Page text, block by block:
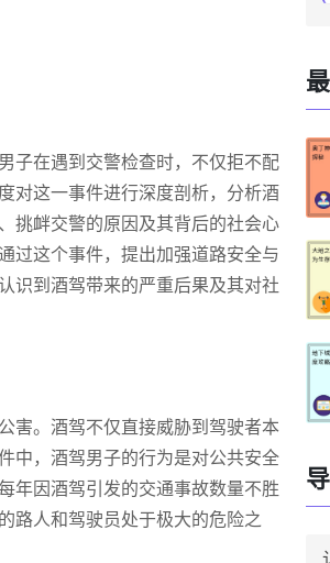
子在遇到交警检查时，不仅拒不配
对这一事件进行深度剖析，分析酒
挑衅交警的原因及其背后的社会心
过这个事件，提出加强道路安全与
识到酒驾带来的严重后果及其对社
害。酒驾不仅直接威胁到驾驶者本
中，酒驾男子的行为是对公共安全
年因酒驾引发的交通事故数量不胜
路人和驾驶员处于极大的危险之